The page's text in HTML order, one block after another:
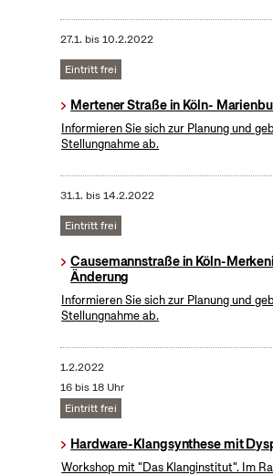
27.1. bis10.2.2022
Eintritt frei
Mertener Straße in Köln-
Informieren Sie sich zur Planung und
Stellungnahme ab.
31.1. bis14.2.2022
Eintritt frei
Causemannstraße in Köln-
Änderung
Informieren Sie sich zur Planung und
Stellungnahme ab.
1.2.2022
16 bis 18 Uhr
Eintritt frei
Hardware-Klangsynthese mit
Workshop mit "Das Klanginstitut". Im